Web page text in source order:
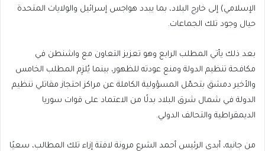
الإسلامي) إلى خارج البلاد، بما يبدد هواجس إسرائيل والولايات المتحدة
حيال وجود تلك الجماعات.
بعد ذلك يأتي المطلب الرابع وهو تعزيز التعاون مع واشنطن في
مكافحة تنظيم الدولة ومنع عودته للظهور، بينما يُلزِم المطلب الخامس
والأخير دمشق بتحمّل المسؤولية الكاملة عن مراكز احتجاز مقاتلي تنظيم
الدولة في شمال شرق البلاد بدلًا من الاعتماد على قوات سوريا
الديمقراطية والتحالف الدولي.
من جانبه، أبدى الرئيس أحمد الشرع مرونة لافتة إزاء تلك المطالب، سعيًا